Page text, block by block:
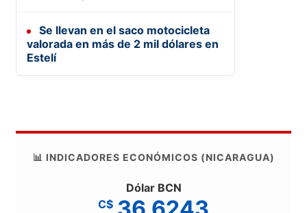
Se llevan en el saco motocicleta
valorada en más de 2 mil dólares en
Estelí
📊 INDICADORES ECONÓMICOS (NICARAGUA)
Dólar BCN
C$